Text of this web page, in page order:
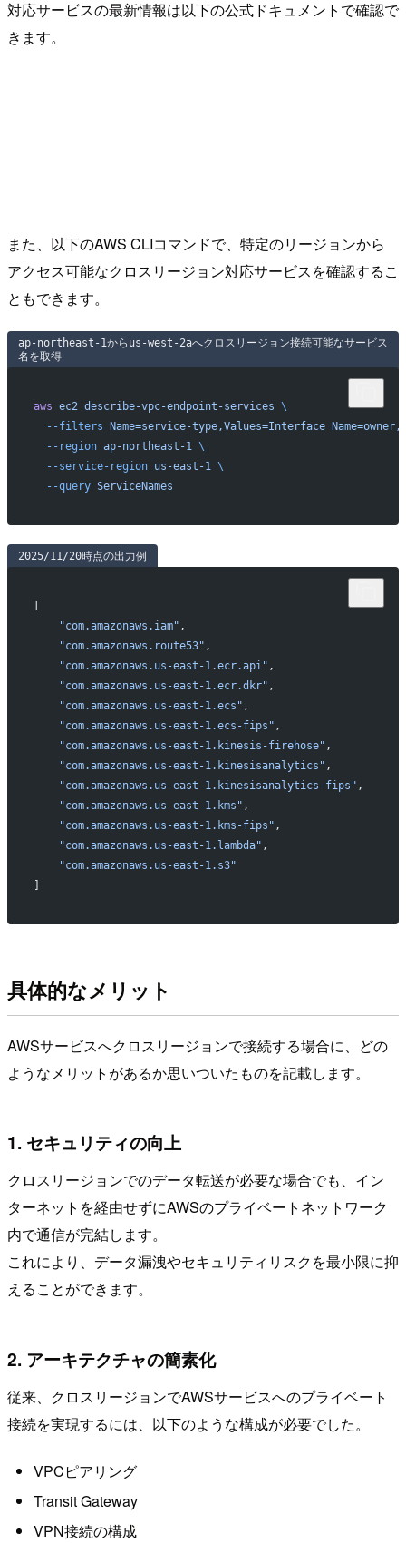
対応サービスの最新情報は以下の公式ドキュメントで確認で
きます。
また、以下のAWS CLIコマンドで、特定のリージョンから
アクセス可能なクロスリージョン対応サービスを確認するこ
ともできます。
ap-northeast-1からus-west-2aへクロスリージョン接続可能なサービス
名を取得
aws ec2 describe-vpc-endpoint-services \
  --filters
Name=service-type,Values=Interface
  --region
ap-northeast-1 \
  --service-region
us-east-1 \
  --query
ServiceNames
2025/11/20時点の出力例
[
    "com.amazonaws.iam"
,
    "com.amazonaws.route53"
,
    "com.amazonaws.us-east-1.ecr.api"
,
    "com.amazonaws.us-east-1.ecr.dkr"
,
    "com.amazonaws.us-east-1.ecs"
,
    "com.amazonaws.us-east-1.ecs-fips"
,
    "com.amazonaws.us-east-1.kinesis-firehose"
,
    "com.amazonaws.us-east-1.kinesisanalytics"
,
    "com.amazonaws.us-east-1.kinesisanalytics-fips"
,
    "com.amazonaws.us-east-1.kms"
,
    "com.amazonaws.us-east-1.kms-fips"
,
    "com.amazonaws.us-east-1.lambda"
,
    "com.amazonaws.us-east-1.s3"
]
具体的なメリット
AWSサービスへクロスリージョンで接続する場合に、どの
ようなメリットがあるか思いついたものを記載します。
1. セキュリティの向上
クロスリージョンでのデータ転送が必要な場合でも、イン
ターネットを経由せずにAWSのプライベートネットワーク
内で通信が完結します。
これにより、データ漏洩やセキュリティリスクを最小限に抑
えることができます。
2. アーキテクチャの簡素化
従来、クロスリージョンでAWSサービスへのプライベート
接続を実現するには、以下のような構成が必要でした。
VPCピアリング
Transit Gateway
VPN接続の構成